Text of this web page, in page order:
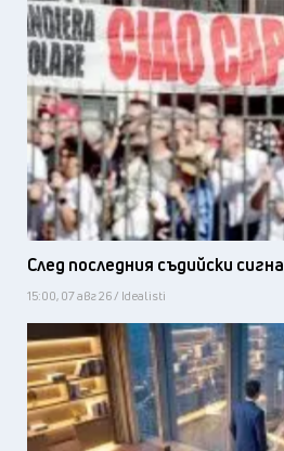
След последния съдийски
15:00, 07 авг 26 / Idealisti